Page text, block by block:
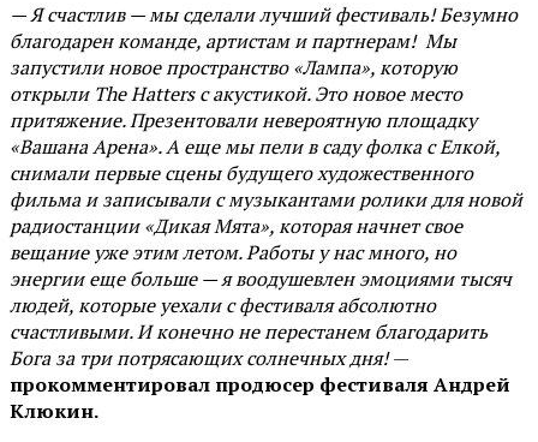
— Я счастлив — мы сделали лучший фестиваль! Безумно
благодарен команде, артистам и партнерам! Мы
запустили новое пространство «Лампа», которую
открыли The Hatters с акустикой. Это новое место
притяжение. Презентовали невероятную площадку
«Вашана Арена». А еще мы пели в саду фолка с Елкой,
снимали первые сцены будущего художественного
фильма и записывали с музыкантами ролики для новой
радиостанции «Дикая Мята», которая начнет свое
вещание уже этим летом. Работы у нас много, но
энергии еще больше — я воодушевлен эмоциями тысяч
людей, которые уехали с фестиваля абсолютно
счастливыми. И конечно не перестанем благодарить
Бога за три потрясающих солнечных дня!—
прокомментировал продюсер фестиваля Андрей
Клюкин.